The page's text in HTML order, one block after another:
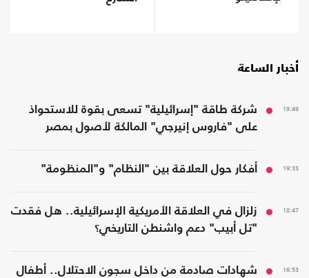
أخبار الساعة
19:49
شركة طاقة "إسرائيلية" تسعى بقوة للاستحواذ
على "فاروس إنيرجي" المالكة لأصول بمصر
19:33 أفكار حول العلاقة بين "النظام" و"المنظومة"
18:47
زلزال في العلاقة الأمريكية الإسرائيلية.. هل فقدت
"تل أبيب" دعم واشنطن التاريخي؟
16:53
شهادات صادمة من داخل سجون الاحتلال.. أطفال